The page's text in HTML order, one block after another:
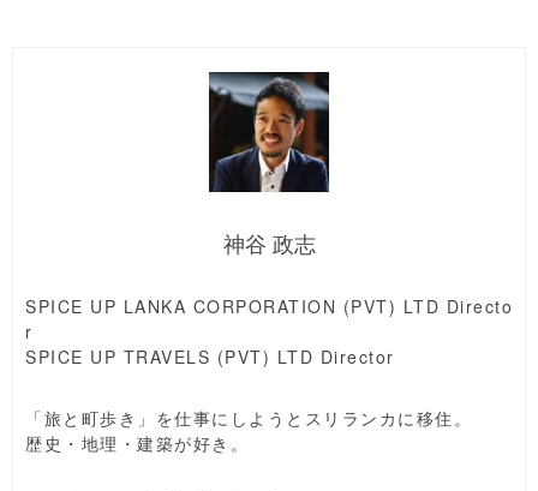
神谷 政志
SPICE UP LANKA CORPORATION (PVT) LTD Directo
r
SPICE UP TRAVELS (PVT) LTD Director
「旅と町歩き」を仕事にしようとスリランカに移住。
歴史・地理・建築が好き。